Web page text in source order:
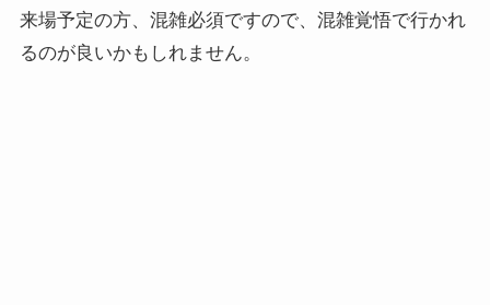
来場予定の方、混雑必須ですので、混雑覚悟で行かれ
るのが良いかもしれません。